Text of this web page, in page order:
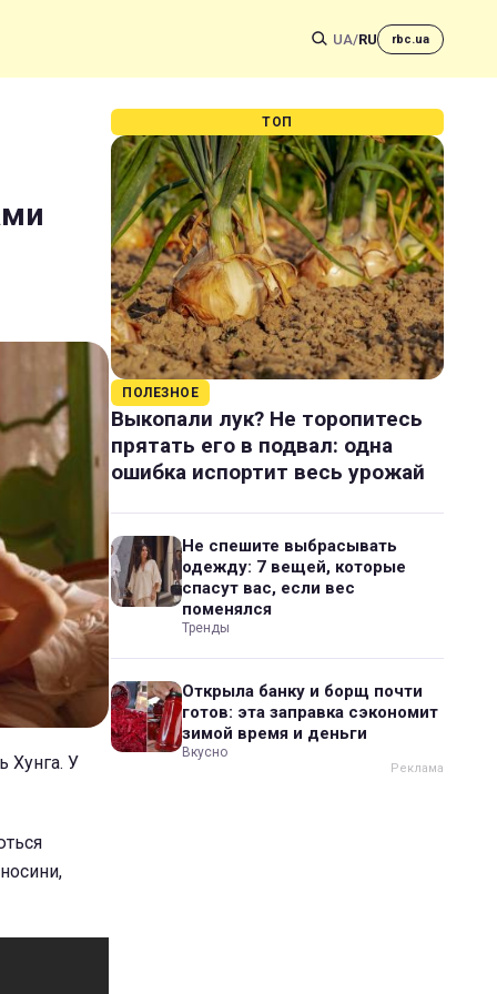
UA/RU rbc.ua
Хунга. У
ТОП
ПОЛЕЗНОЕ
Выкопали лук? Не торопитесь
прятать его в подвал: одна
ошибка испортит весь урожай
Не спешите выбрасывать
одежду: 7 вещей, которые
спасут вас, если вес
поменялся
Тренды
Открыла банку и борщ почти
готов: эта заправка сэкономит
зимой время и деньги
Вкусно